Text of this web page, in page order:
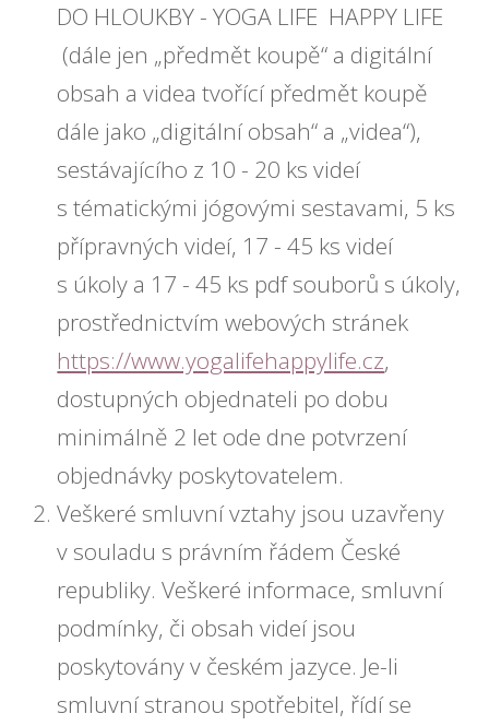
DO HLOUKBY - YOGA LIFE HAPPY LIFE
(dále jen „předmět koupě“ a digitální
obsah a videa tvořící předmět koupě
dále jako „digitální obsah“ a „videa“),
sestávajícího z 10 - 20 ks videí
s tématickými jógovými sestavami, 5 ks
přípravných videí, 17 - 45 ks videí
s úkoly a 17 - 45 ks pdf souborů s úkoly,
prostřednictvím webových stránek
https://www.yogalifehappylife.cz,
dostupných objednateli po dobu
minimálně 2 let ode dne potvrzení
objednávky poskytovatelem.
Veškeré smluvní vztahy jsou uzavřeny
v souladu s právním řádem České
republiky. Veškeré informace, smluvní
podmínky, či obsah videí jsou
poskytovány v českém jazyce. Je-li
smluvní stranou spotřebitel, řídí se